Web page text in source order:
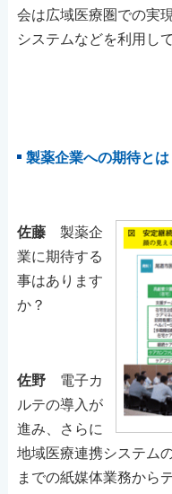
会は広域医療圏での実
システムなどを利用し
製薬企業への期待とは
佐藤製薬企
業に期待する
事はあります
か？
佐野電子カ
ルテの導入が
進み、さらに
地域医療連携システム
までの紙媒体業務から